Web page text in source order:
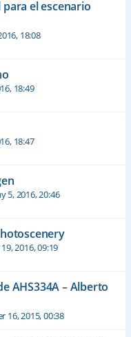
el escenario
18:08
18:49
18:47
5, 2016, 20:46
2016, 09:19
AHS334A – Alberto
16, 2015, 00:38